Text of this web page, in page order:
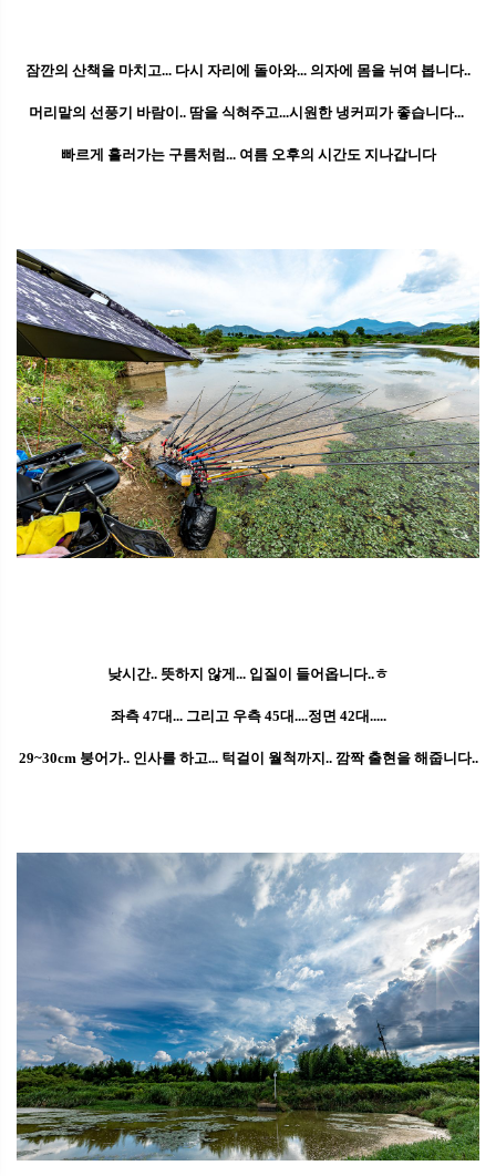
잠깐의 산책을 마치고... 다시 자리에 돌아와... 의자에 몸을 뉘여 봅니다..
머리맡의 선풍기 바람이.. 땀을 식혀주고...시원한 냉커피가 좋습니다...
빠르게 흘러가는 구름처럼...여름 오후의 시간도 지나갑니다
낮시간.. 뜻하지 않게... 입질이 들어옵니다..ㅎ
좌측 47대... 그리고 우측 45대....정면 42대.....
29~30cm 붕어가.. 인사를 하고... 턱걸이 월척까지.. 깜짝 출현을 해줍니다..